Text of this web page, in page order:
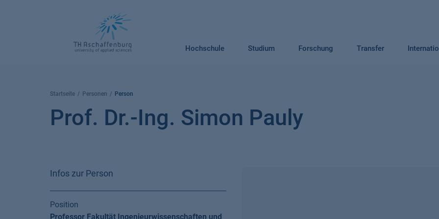
Hochschule Studium Forschung Transfer
Startseite Personen Person
Prof. Dr.-Ing. Simon Pauly
Infos zur Person
Position
Professor Fakultät Ingenieurwissenschaften und